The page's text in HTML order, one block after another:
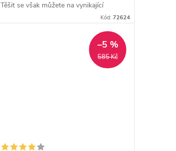
Těšit se však můžete na vynikající
Kód: 72624
585 Kč
–5 %